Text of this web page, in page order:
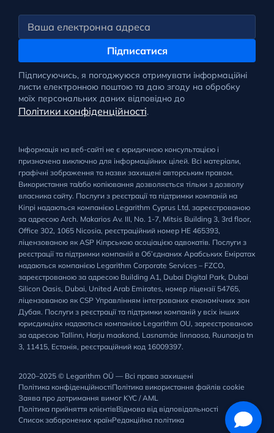
Підписатися
Підписуючись, я погоджуюся отримувати інформаційні
листи електронною поштою та даю згоду на обробку
моїх персональних даних відповідно до
Політики конфіденційності.
Інформація на веб-сайті не є юридичною консультацією і
призначена виключно для інформаційних цілей. Всі матеріали,
графічні зображення та назви захищені авторським правом.
Використання та/або копіювання дозволяється тільки з дозволу
власника сайту. Послуги з реєстрації та підтримки компаній на
Кіпрі надаються компанією Legarithm Cyprus Ltd, зареєстрованою
за адресою Arch. Makarios Av. III, No. 1-7, Mitsis Building 3, 3rd floor,
Office 302, 1065 Nicosia, реєстраційний номер HE 465393,
ліцензованою як ASP Кіпрською асоціацією адвокатів. Послуги з
реєстрації та підтримки компаній в Об’єднаних Арабських Еміратах
надаються компанією Legarithm Corporate Services – FZCO,
зареєстрованою за адресою Building A1, Dubai Digital Park, Dubai
Silicon Oasis, Dubai, United Arab Emirates, номер ліцензії 54765,
ліцензованою як CSP Управлінням інтегрованих економічних зон
Дубая. Послуги з реєстрації та підтримки компаній у всіх інших
юрисдикціях надаються компанією Legarithm OU, зареєстрованою
за адресою Tallinn, Harju maakond, Lasnamäe linnaosa, Ruunaoja tn
3, 11415, Естонія, реєстраційний код 16009397.
2020–2025 © Legarithm OÜ — Всі права захищені
Політика конфіденційностіПолітика використання файлів cookie
Заява про дотримання вимог KYC / AML
Політика прийняття клієнтівВідмова від відповідальності
Список заборонених країнРедакційна політика